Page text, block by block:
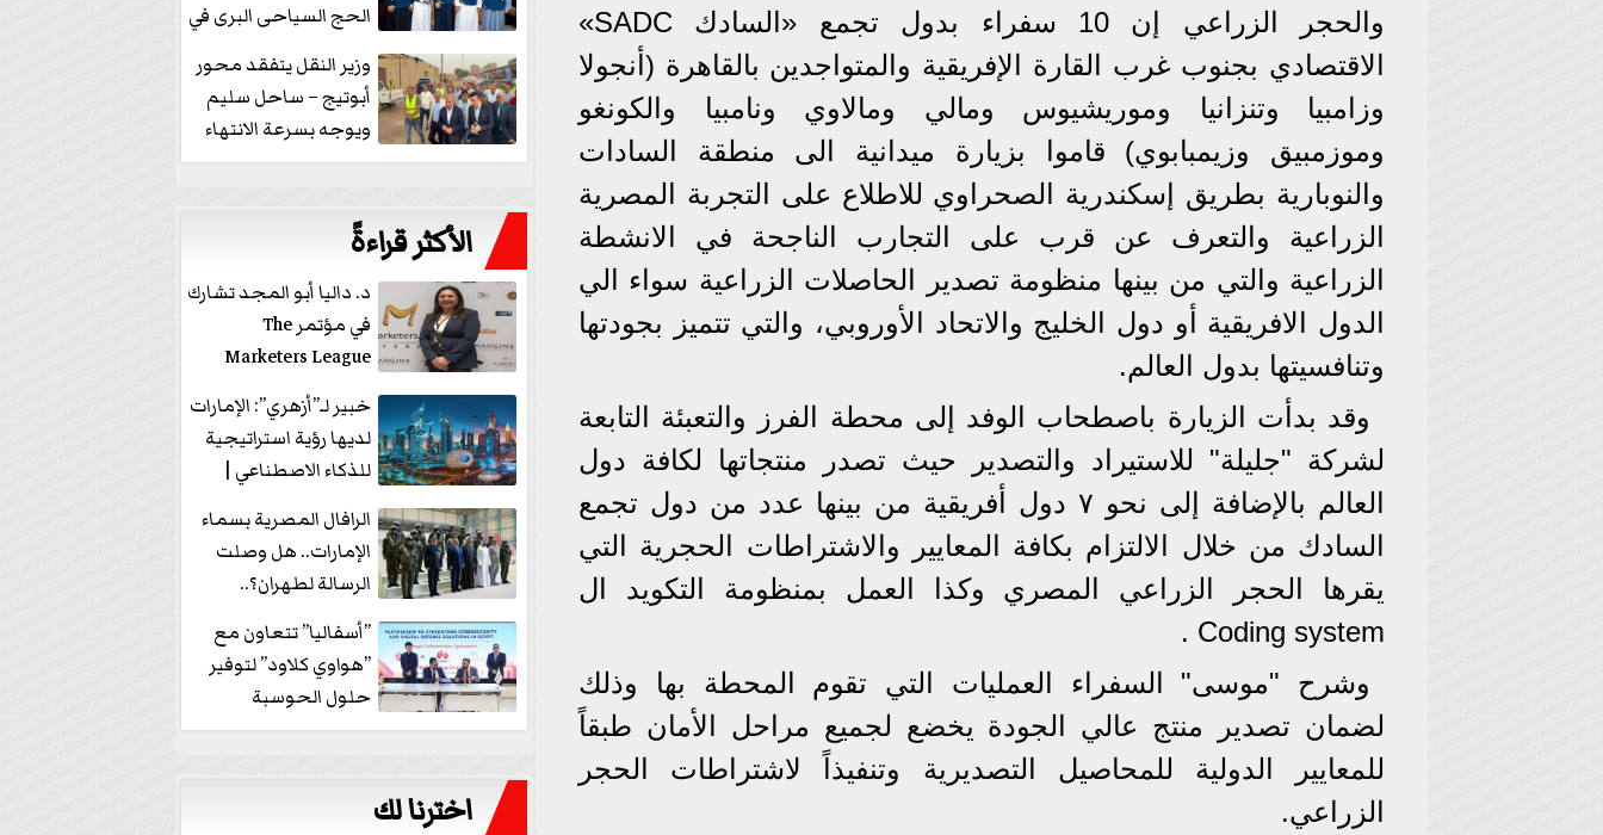
والحجر الزراعي إن 10 سفراء بدول تجمع «السادك SADC»
الاقتصادي بجنوب غرب القارة الإفريقية والمتواجدين بالقاهرة (أنجولا
وزامبيا وتنزانيا وموريشيوس ومالي ومالاوي ونامبيا والكونغو
وموزمبيق وزيمبابوي) قاموا بزيارة ميدانية الى منطقة السادات
والنوبارية بطريق إسكندرية الصحراوي للاطلاع على التجربة المصرية
الزراعية والتعرف عن قرب على التجارب الناجحة في الانشطة
الزراعية والتي من بينها منظومة تصدير الحاصلات الزراعية سواء الي
الدول الافريقية أو دول الخليج والاتحاد الأوروبي، والتي تتميز بجودتها
وتنافسيتها بدول العالم.
وقد بدأت الزيارة باصطحاب الوفد إلى محطة الفرز والتعبئة التابعة
لشركة "جليلة" للاستيراد والتصدير حيث تصدر منتجاتها لكافة دول
العالم بالإضافة إلى نحو ٧ دول أفريقية من بينها عدد من دول تجمع
السادك من خلال الالتزام بكافة المعايير والاشتراطات الحجرية التي
يقرها الحجر الزراعي المصري وكذا العمل بمنظومة التكويد ال
Coding system .
وشرح "موسى" السفراء العمليات التي تقوم المحطة بها وذلك
لضمان تصدير منتج عالي الجودة يخضع لجميع مراحل الأمان طبقاً
للمعايير الدولية للمحاصيل التصديرية وتنفيذاً لاشتراطات الحجر
الزراعي.
الحج السياحى البرى في
وزير النقل يتفقد محور
أبوتيج – ساحل سليم
ويوجه بسرعة الانتهاء
من...
الأكثر قراءةً
د. داليا أبو المجد تشارك
في مؤتمر The
Marketers League
وتدير جلسة...
خبير لـ”أزهري”: الإمارات
لديها رؤية استراتيجية
للذكاء الاصطناعي |
الرافال المصرية بسماء
الإمارات.. هل وصلت
الرسالة لطهران؟..
”ماعت جروب” تُجيب؟
|...
”أسفاليا” تتعاون مع
”هواوي كلاود” لتوفير
حلول الحوسبة
السحابية والأمن
اخترنا لك